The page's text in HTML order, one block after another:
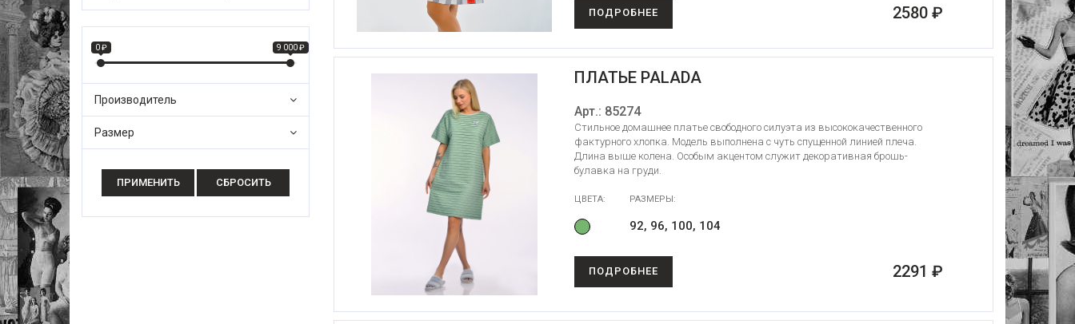
0 ₽ 9 000 ₽
Производитель
ALESSANDRA DONNI
CLEVER
Conte
DENTELLE
Размер
88
ПОДРОБНЕЕ 2580 ₽
ПЛАТЬЕ PALADA
Арт.: 85274
Стильное домашнее платье свободного силуэта из высококачественного
фактурного хлопка. Модель выполнена с чуть спущенной линией плеча.
Длина выше колена. Особым акцентом служит декоративная брошь-
булавка на груди.
ЦВЕТА: РАЗМЕРЫ:
92, 96, 100, 104
ПОДРОБНЕЕ 2291 ₽